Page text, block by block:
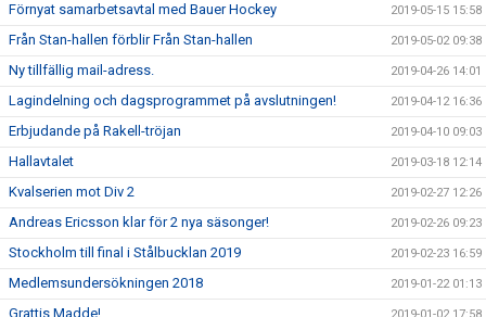
Förnyat samarbetsavtal med Bauer Hockey 2019-05-15 15:58
Från Stan-hallen förblir Från Stan-hallen 2019-05-02 09:38
Ny tillfällig mail-adress. 2019-04-26 14:01
Lagindelning och dagsprogrammet på avslutningen! 2019-04-12 16:36
Erbjudande på Rakell-tröjan 2019-04-10 09:03
Hallavtalet 2019-03-18 12:14
Kvalserien mot Div 2 2019-02-27 12:26
Andreas Ericsson klar för 2 nya säsonger! 2019-02-26 09:23
Stockholm till final i Stålbucklan 2019 2019-02-23 16:59
Medlemsundersökningen 2018 2019-01-22 01:13
Grattis Madde!